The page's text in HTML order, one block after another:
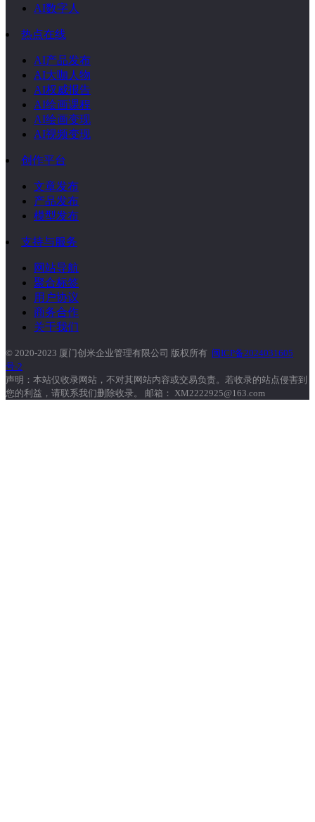
AI数字人
热点在线
AI产品发布
AI大咖人物
AI权威报告
AI绘画课程
AI绘画变现
AI视频变现
创作平台
文章发布
产品发布
模型发布
支持与服务
网站导航
聚合标签
用户协议
商务合作
关于我们
© 2020-2023 厦门创米企业管理有限公司 版权所有 闽ICP备2024031605
号-2
声明：本站仅收录网站，不对其网站内容或交易负责。若收录的站点侵害到
您的利益，请联系我们删除收录。 邮箱： XM2222925@163.com